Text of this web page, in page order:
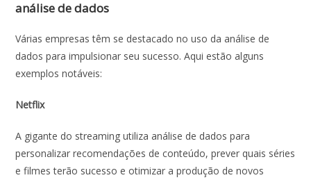
análise de dados
Várias empresas têm se destacado no uso da análise de
dados para impulsionar seu sucesso. Aqui estão alguns
exemplos notáveis:
Netflix
A gigante do streaming utiliza análise de dados para
personalizar recomendações de conteúdo, prever quais séries
e filmes terão sucesso e otimizar a produção de novos